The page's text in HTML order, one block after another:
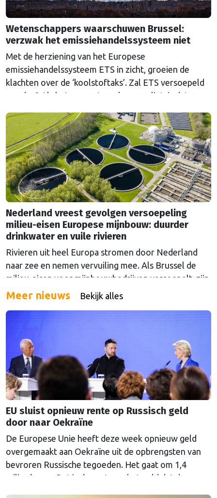
Wetenschappers waarschuwen Brussel:
verzwak het emissiehandelssysteem niet
Met de herziening van het Europese
emissiehandelssysteem ETS in zicht, groeien de
klachten over de ‘koolstoftaks’. Zal ETS versoepeld
worden? Als het aan wetenschappers ligt, is dat een
Nederland vreest gevolgen versoepeling
milieu-eisen Europese mijnbouw: duurder
drinkwater en vuile rivieren
Rivieren uit heel Europa stromen door Nederland
naar zee en nemen vervuiling mee. Als Brussel de
milieu-eisen voor mijnbouwbedrijven versoepelt, zijn
het de Nederlandse drinkwaterbedrijven die dat
Meer nieuws Bekijk alles
EU sluist opnieuw rente op Russisch geld
door naar Oekraïne
De Europese Unie heeft deze week opnieuw geld
overgemaakt aan Oekraïne uit de opbrengsten van
bevroren Russische tegoeden. Het gaat om 1,4
miljard euro. Dat is de rente op het geld dat de